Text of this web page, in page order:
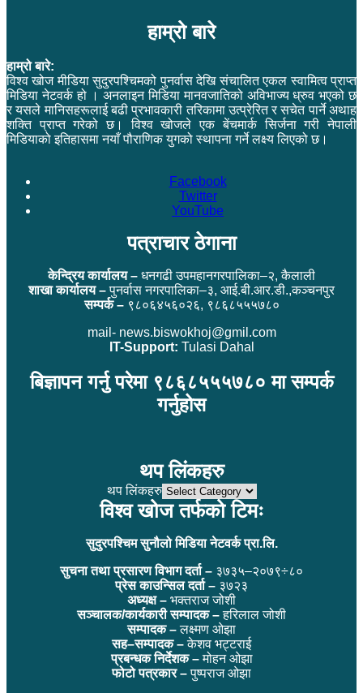
हाम्रो बारे
हाम्रो बारे:
विश्व खोज मीडिया सुदुरपश्चिमको पुनर्वास देखि संचालित एकल स्वामित्व प्राप्त
मिडिया नेटवर्क हो । अनलाइन मिडिया मानवजातिको अविभाज्य ध्रुव भएको छ
र यसले मानिसहरूलाई बढी प्रभावकारी तरिकामा उत्प्रेरित र सचेत पार्ने अथाह
शक्ति प्राप्त गरेको छ। विश्व खोजले एक बेंचमार्क सिर्जना गरी नेपाली
मिडियाको इतिहासमा नयाँ पौराणिक युगको स्थापना गर्ने लक्ष्य लिएको छ।
Facebook
Twitter
YouTube
पत्राचार ठेगाना
केन्द्रिय कार्यालय – धनगढी उपमहानगरपालिका–२, कैलाली
शाखा कार्यालय –पुनर्वास नगरपालिका–३, आई.बी.आर.डी.,कञ्चनपुर
सम्पर्क –९८०६४५६०२६, ९८६८५५५७८०
mail- news.biswokhoj@gmil.com
IT-Support: Tulasi Dahal
बिज्ञापन गर्नु परेमा ९८६८५५५७८० मा सम्पर्क
गर्नुहोस
थप लिंकहरु
थप लिंकहरु
विश्व खोज तर्फको टिमः
सुदुरपश्चिम सुनौलो मिडिया नेटवर्क प्रा.लि.
सुचना तथा प्रसारण विभाग दर्ता – ३७३५–२०७९÷८०
प्रेस काउन्सिल दर्ता – ३७२३
अध्यक्ष – भक्तराज जोशी
सञ्चालक/कार्यकारी सम्पादक –हरिलाल जोशी
सम्पादक –लक्ष्मण ओझा
सह–सम्पादक –केशव भट्टराई
प्रबन्धक निर्देशक –मोहन ओझा
फोटो पत्रकार –पुष्पराज ओझा